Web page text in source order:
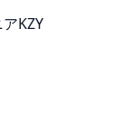
KZY